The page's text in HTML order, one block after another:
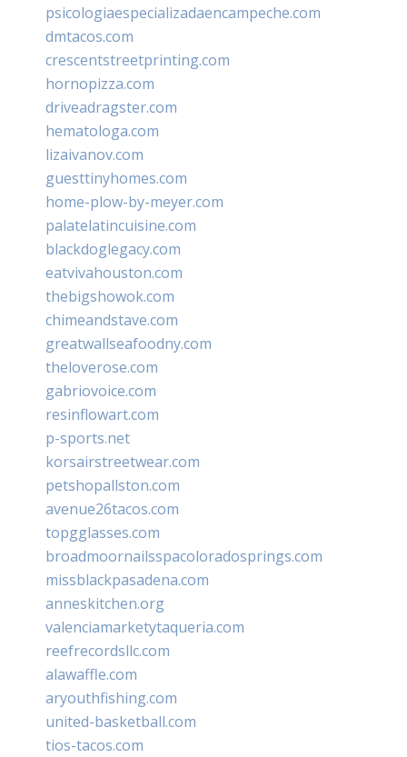
psicologiaespecializadaencampeche.com
dmtacos.com
crescentstreetprinting.com
hornopizza.com
driveadragster.com
hematologa.com
lizaivanov.com
guesttinyhomes.com
home-plow-by-meyer.com
palatelatincuisine.com
blackdoglegacy.com
eatvivahouston.com
thebigshowok.com
chimeandstave.com
greatwallseafoodny.com
theloverose.com
gabriovoice.com
resinflowart.com
p-sports.net
korsairstreetwear.com
petshopallston.com
avenue26tacos.com
topgglasses.com
broadmoornailsspacoloradosprings.com
missblackpasadena.com
anneskitchen.org
valenciamarketytaqueria.com
reefrecordsllc.com
alawaffle.com
aryouthfishing.com
united-basketball.com
tios-tacos.com